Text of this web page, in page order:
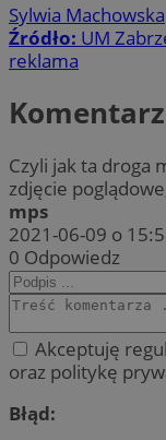
Sylwia Machowska
Źródło: UM
reklama
Czyli jak ta droga
zdjęcie
mps
2021-06-09 o
0 Odpowiedz
Akceptuję
oraz politykę
Błąd: